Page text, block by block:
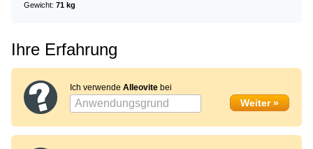
Gewicht: 71 kg
Ihre Erfahrung
Ich verwende Alleovite bei